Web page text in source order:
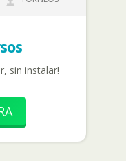
sin instalar!